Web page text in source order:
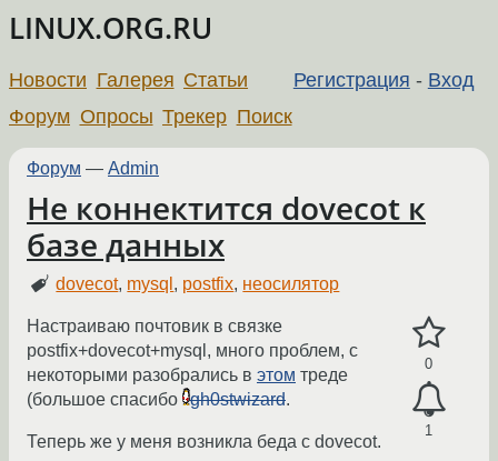
LINUX.ORG.RU
Регистрация - Вход
Новости Галерея Статьи
Форум Опросы Трекер Поиск
Форум — Admin
Не коннектится dovecot к
базе данных
dovecot, mysql , postfix, неосилятор
0
1
Настраиваю почтовик в связке
postfix+dovecot+mysql, много проблем, с
некоторыми разобрались в этом треде
(большое спасибо
gh0stwizard.
Теперь же у меня возникла беда с dovecot.